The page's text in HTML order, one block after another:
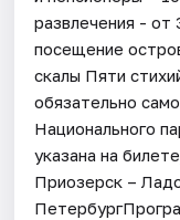
развлечения -
посещение
скалы Пяти
обязательно
Национального
указана на
Приозерск –